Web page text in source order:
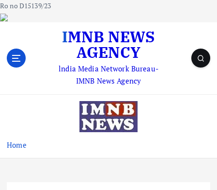
Ro no D15139/23
IMNB NEWS
AGENCY
lndia Media Network Bureau-
IMNB News Agency
Home